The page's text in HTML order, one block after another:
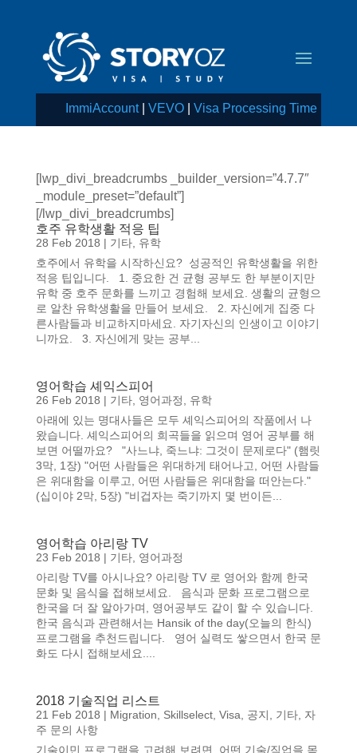
ImmiAccount|VEVO |Visa Processing Time
[lwp_divi_breadcrumbs _builder_version=”4.7.7″
_module_preset=”default”]
[/lwp_divi_breadcrumbs]
호주 유학생활 적응 팁
28 Feb 2018 | 기타, 유학
호주에서 유학을 시작하신요? 성공적인 유학생활을 위한
적응 팁입니다. 1. 중요한 건 균형 공부도 한 부분이지만
유학 중 호주 문화를 느끼고 경험해 보세요. 생활의 균형으
로 알찬 유학생활을 만들어 보세요. 2. 자신에게 집중 다
른사람들과 비교하지마세요. 자기자신의 인생이고 이야기
니까요. 3. 자신에게 맞는 공부...
영어학습 셰익스피어
26 Feb 2018 | 기타, 영어과정
유학
아래에 있는 명대사들은 모두 셰익스피어의 작품에서 나
왔습니다. 셰익스피어의 희곡들을 읽으며 영어 공부를 해
보면 어떨까요? "사느냐, 죽느냐: 그것이 문제로다" (햄릿
3막, 1장) "어떤 사람들은 위대하게 태어나고, 어떤 사람들
은 위대함을 이루고, 어떤 사람들은 위대함을 떠안는다."
(십이야 2막, 5장) "비겁자는 죽기까지 몇 번이든...
영어학습 아리랑 TV
23 Feb 2018 | 기타, 영어과정
아리랑 TV를 아시나요? 아리랑 TV 로 영어와 함께 한국
문화 및 음식을 접해보세요. 음식과 문화 프로그램으로
한국을 더 잘 알아가며, 영어공부도 같이 할 수 있습니다.
한국 음식과 관련해서는 Hansik of the day(오늘의 한식)
프로그램을 추천드립니다. 영어 실력도 쌓으면서 한국 문
화도 다시 접해보세요....
2018 기술직업 리스트
21 Feb 2018 | Migration Skillselect, Visa 공지 기타, 자
주 문의 사항
기술이민 프로그램을 고려해 보려면, 어떤 기술/직업을 목